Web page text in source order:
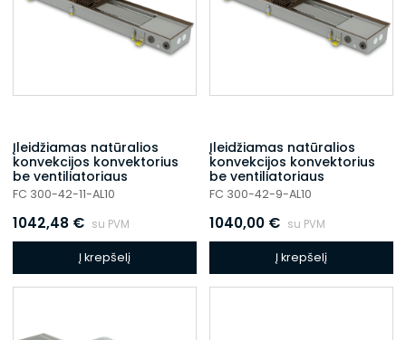
Įleidžiamas natūralios
konvekcijos konvektorius
be ventiliatoriaus
FC 300-42-11-AL10
1042,48 € su PVM
Į krepšelį
Įleidžiamas natūralios
konvekcijos konvektorius
be ventiliatoriaus
FC 300-42-9-AL10
1040,00 € su PVM
Į krepšelį